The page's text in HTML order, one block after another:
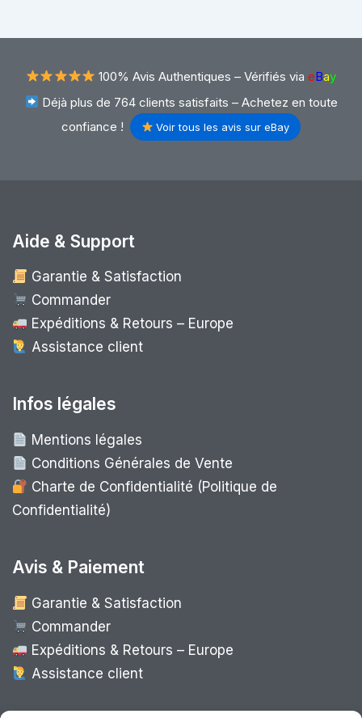
100% Avis Authentiques – Vérifiés via eBay
Déjà plus de 764 clients satisfaits – Achetez en toute
confiance !
Voir tous les avis sur eBay
Aide & Support
Garantie & Satisfaction
Commander
Expéditions & Retours – Europe
Assistance client
Infos légales
Mentions légales
Conditions Générales de Vente
Charte de Confidentialité (Politique de
Confidentialité)
Avis & Paiement
Garantie & Satisfaction
Commander
Expéditions & Retours – Europe
Assistance client